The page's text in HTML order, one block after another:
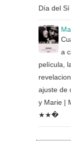
Día del
a
película,
ajuste de
y Marie |
★★�